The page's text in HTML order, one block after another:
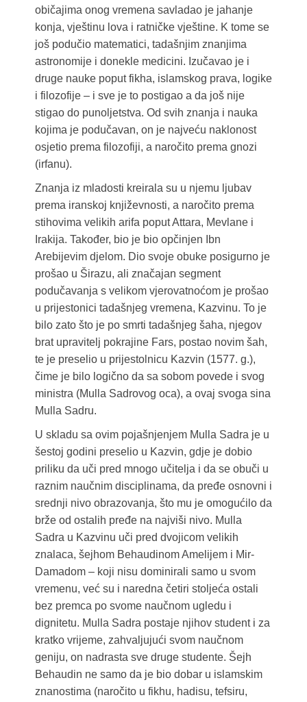
običajima onog vremena savladao je jahanje
konja, vještinu lova i ratničke vještine. K tome se
još podučio matematici, tadašnjim znanjima
astronomije i donekle medicini. Izučavao je i
druge nauke poput fikha, islamskog prava, logike
i filozofije – i sve je to postigao a da još nije
stigao do punoljetstva. Od svih znanja i nauka
kojima je podučavan, on je najveću naklonost
osjetio prema filozofiji, a naročito prema gnozi
(irfanu).
Znanja iz mladosti kreirala su u njemu ljubav
prema iranskoj književnosti, a naročito prema
stihovima velikih arifa poput Attara, Mevlane i
Irakija. Također, bio je bio opčinjen Ibn
Arebijevim djelom. Dio svoje obuke posigurno je
prošao u Širazu, ali značajan segment
podučavanja s velikom vjerovatnoćom je prošao
u prijestonici tadašnjeg vremena, Kazvinu. To je
bilo zato što je po smrti tadašnjeg šaha, njegov
brat upravitelj pokrajine Fars, postao novim šah,
te je preselio u prijestolnicu Kazvin (1577. g.),
čime je bilo logično da sa sobom povede i svog
ministra (Mulla Sadrovog oca), a ovaj svoga sina
Mulla Sadru.
U skladu sa ovim pojašnjenjem Mulla Sadra je u
šestoj godini preselio u Kazvin, gdje je dobio
priliku da uči pred mnogo učitelja i da se obuči u
raznim naučnim disciplinama, da pređe osnovni i
srednji nivo obrazovanja, što mu je omogućilo da
brže od ostalih pređe na najviši nivo. Mulla
Sadra u Kazvinu uči pred dvojicom velikih
znalaca, šejhom Behaudinom Amelijem i Mir-
Damadom – koji nisu dominirali samo u svom
vremenu, već su i naredna četiri stoljeća ostali
bez premca po svome naučnom ugledu i
dignitetu. Mulla Sadra postaje njihov student i za
kratko vrijeme, zahvaljujući svom naučnom
geniju, on nadrasta sve druge studente. Šejh
Behaudin ne samo da je bio dobar u islamskim
znanostima (naročito u fikhu, hadisu, tefsiru,